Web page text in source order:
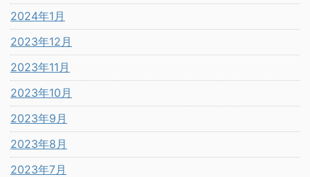
2024年1月
2023年12月
2023年11月
2023年10月
2023年9月
2023年8月
2023年7月